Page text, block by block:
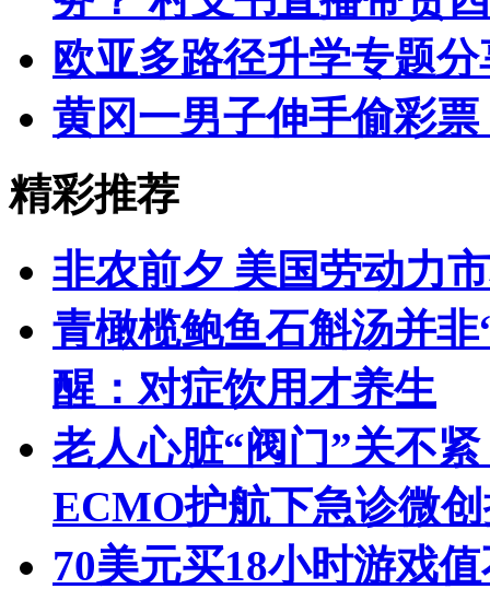
欧亚多路径升学专题
黄冈一男子伸手偷彩
精彩推荐
非农前夕 美国劳动力
青橄榄鲍鱼石斛汤并
醒：对症饮用才养生
老人心脏“阀门”关不
ECMO护航下急诊微
70美元买18小时游戏